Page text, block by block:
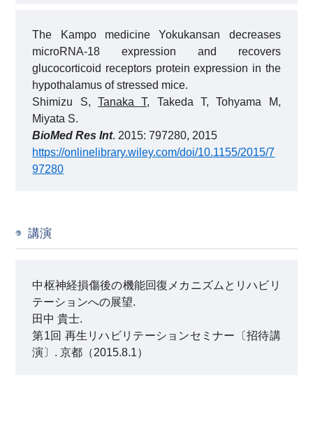
The Kampo medicine Yokukansan decreases
microRNA-18 expression and recovers
glucocorticoid receptors protein expression in the
hypothalamus of stressed mice.
Shimizu S,Tanaka T, Takeda T, Tohyama M,
Miyata S.
BioMed Res Int. 2015: 797280, 2015
https://onlinelibrary.wiley.com/doi/10.1155/2015/7
97280
講演
中枢神経損傷後の機能回復メカニズムとリハビリ
テーションへの展望.
田中 貴士.
第1回 再生リハビリテーションセミナー〔招待講
演〕. 京都（2015.8.1）